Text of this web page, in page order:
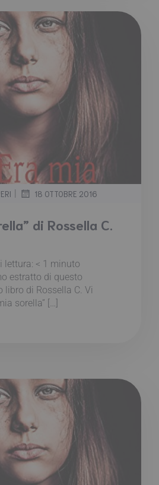
| 18 OTTOBRE 2016
di Rossella C.
lettura: < 1 minuto
estratto di questo
libro di Rossella C. Vi
sorella” […]